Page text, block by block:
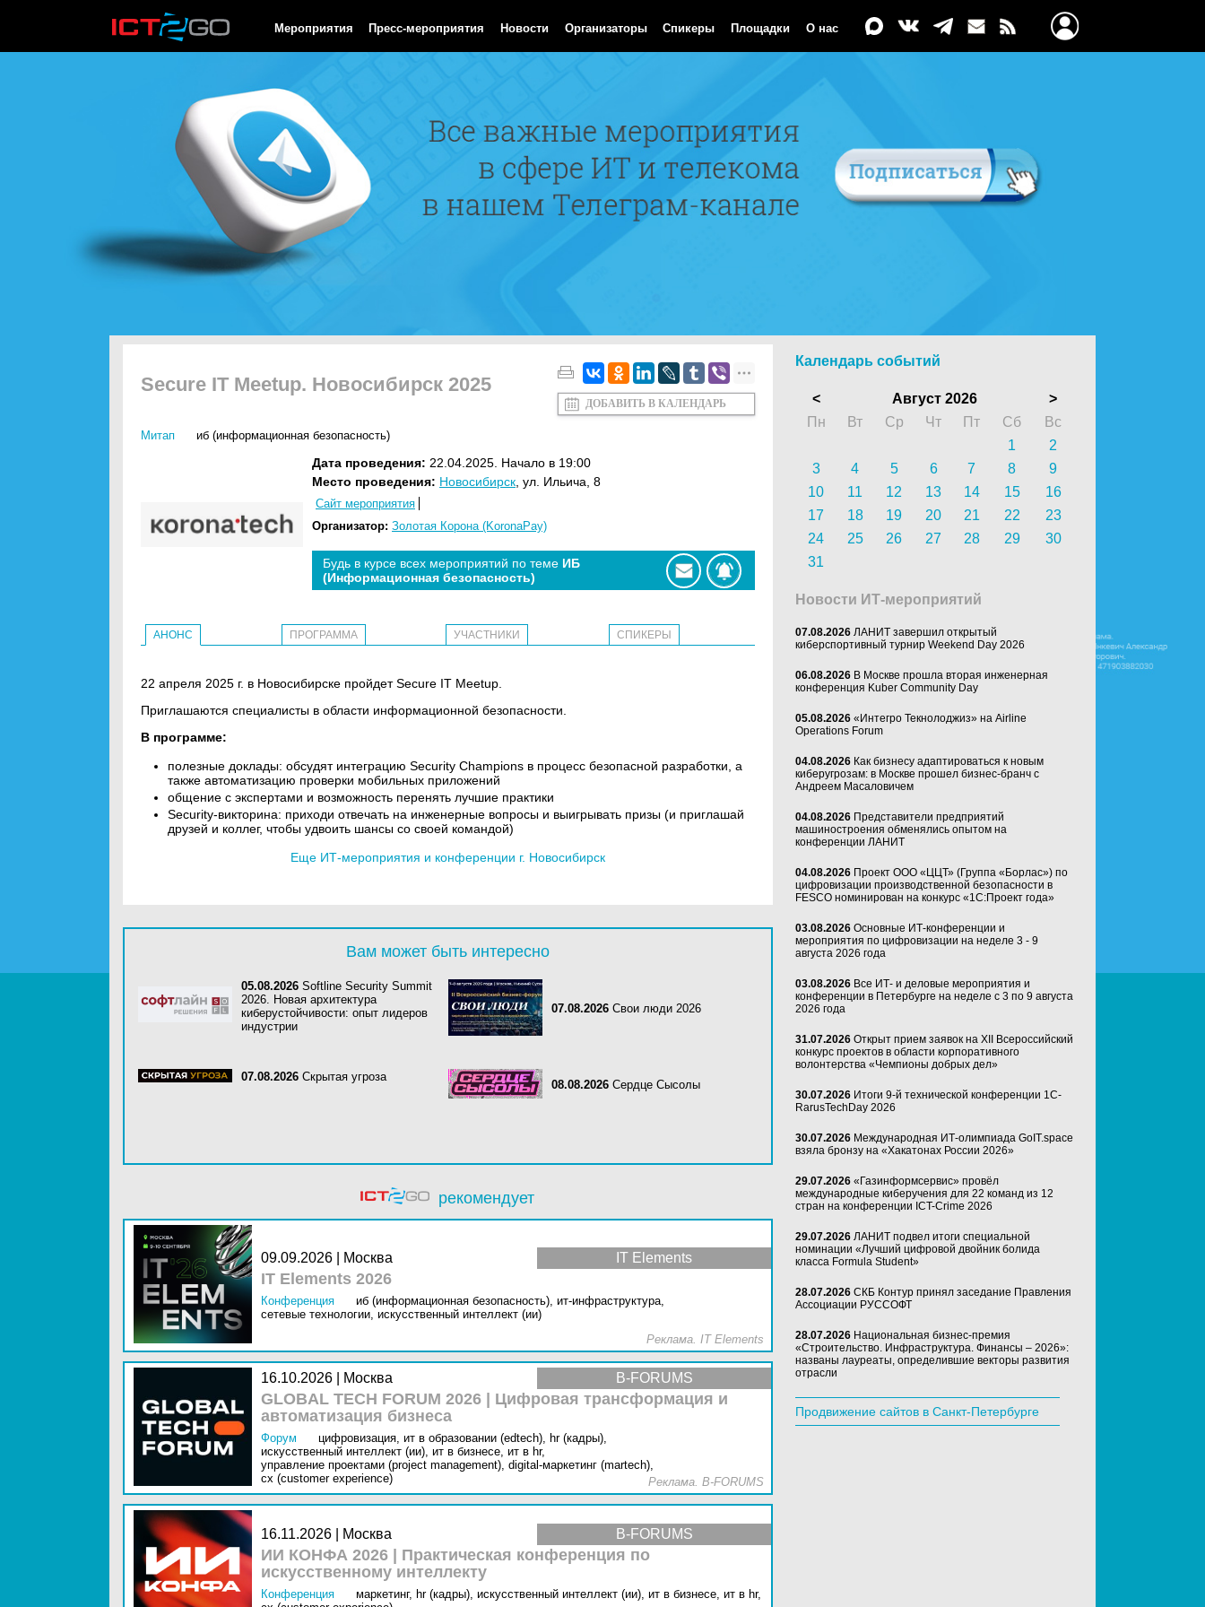
Мероприятия Пресс-мероприятия Новости Организаторы Спикеры Площадки О нас
Secure IT Meetup. Новосибирск 2025
ДОБАВИТЬ В КАЛЕНДАРЬ
Митап иб (информационная безопасность)
Дата проведения: 22.04.2025. Начало в 19:00
Место проведения: Новосибирск , ул. Ильича, 8
Сайт мероприятия
Организатор: Золотая Корона (KoronaPay)
Будь в курсе всех мероприятий по теме ИБ
(Информационная безопасность)
АНОНС ПРОГРАММА УЧАСТНИКИ СПИКЕРЫ
22 апреля 2025 г. в Новосибирске пройдет Secure IT Meetup.
Приглашаются специалисты в области информационной безопасности.
В программе:
полезные доклады: обсудят интеграцию Security Champions в процесс безопасной разработки, а
также автоматизацию проверки мобильных приложений
общение с экспертами и возможность перенять лучшие практики
Security-викторина: приходи отвечать на инженерные вопросы и выигрывать призы (и приглашай
друзей и коллег, чтобы удвоить шансы со своей командой)
Еще ИТ-мероприятия и конференции г. Новосибирск
Вам может быть интересно
05.08.2026 Softline Security Summit
2026. Новая архитектура
киберустойчивости: опыт лидеров
индустрии
07.08.2026 Свои люди 2026
07.08.2026 Скрытая угроза
08.08.2026 Сердце Сысолы
рекомендует
IT Elements
09.09.2026 | Москва
IT Elements 2026
Конференция иб (информационная безопасность), ит-инфраструктура,
сетевые технологии, искусственный интеллект (ии)
Реклама. IT Elements
B-FORUMS
16.10.2026 | Москва
GLOBAL TECH FORUM 2026 | Цифровая трансформация и
автоматизация бизнеса
Форум цифровизация, ит в образовании (edtech), hr (кадры),
искусственный интеллект (ии), ит в бизнесе, ит в hr,
управление проектами (project management), digital-маркетинг (martech),
cx (customer experience)
Реклама. B-FORUMS
B-FORUMS
16.11.2026 | Москва
ИИ КОНФА 2026 | Практическая конференция по
искусственному интеллекту
Конференция маркетинг, hr (кадры), искусственный интеллект (ии), ит в бизнесе, ит в hr,
Календарь событий
< Август 2026
>
Пн
Вт Ср Чт Пт Сб
Вс
1
2
3
4 5 6 7 8
9
10
11 12 13 14 15
16
17
18 19 20 21 22
23
24
25 26 27 28 29
30
31
Новости ИТ-мероприятий
07.08.2026 ЛАНИТ завершил открытый
киберспортивный турнир Weekend Day 2026
06.08.2026 В Москве прошла вторая инженерная
конференция Kuber Community Day
05.08.2026 «Интегро Текнолоджиз» на Airline
Operations Forum
04.08.2026 Как бизнесу адаптироваться к новым
киберугрозам: в Москве прошел бизнес-бранч с
Андреем Масаловичем
04.08.2026 Представители предприятий
машиностроения обменялись опытом на
конференции ЛАНИТ
04.08.2026 Проект ООО «ЦЦТ» (Группа «Борлас») по
цифровизации производственной безопасности в
FESCO номинирован на конкурс «1С:Проект года»
03.08.2026 Основные ИТ-конференции и
мероприятия по цифровизации на неделе 3 - 9
августа 2026 года
03.08.2026 Все ИТ- и деловые мероприятия и
конференции в Петербурге на неделе с 3 по 9 августа
2026 года
31.07.2026 Открыт прием заявок на XII Всероссийский
конкурс проектов в области корпоративного
волонтерства «Чемпионы добрых дел»
30.07.2026 Итоги 9-й технической конференции 1C-
RarusTechDay 2026
30.07.2026 Международная ИТ-олимпиада GoIT.space
взяла бронзу на «Хакатонах России 2026»
29.07.2026 «Газинформсервис» провёл
международные киберучения для 22 команд из 12
стран на конференции ICT-Crime 2026
29.07.2026 ЛАНИТ подвел итоги специальной
номинации «Лучший цифровой двойник болида
класса Formula Student»
28.07.2026 СКБ Контур принял заседание Правления
Ассоциации РУССОФТ
28.07.2026 Национальная бизнес-премия
«Строительство. Инфраструктура. Финансы – 2026»:
названы лауреаты, определившие векторы развития
отрасли
Продвижение сайтов в Санкт-Петербурге